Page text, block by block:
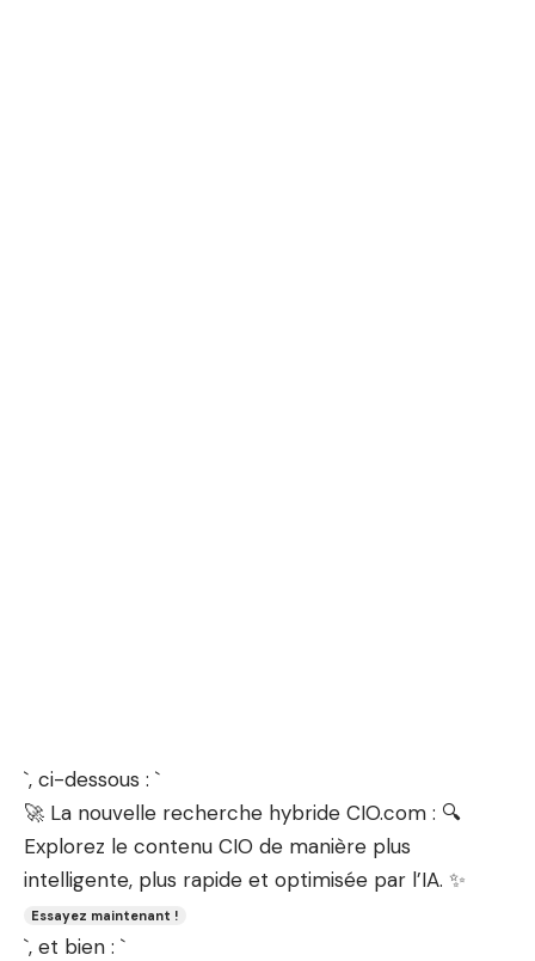
`, ci-dessous : `
🚀 La nouvelle recherche hybride CIO.com : 🔍
Explorez le contenu CIO de manière plus
intelligente, plus rapide et optimisée par l’IA. ✨
Essayez maintenant !
`, et bien : `